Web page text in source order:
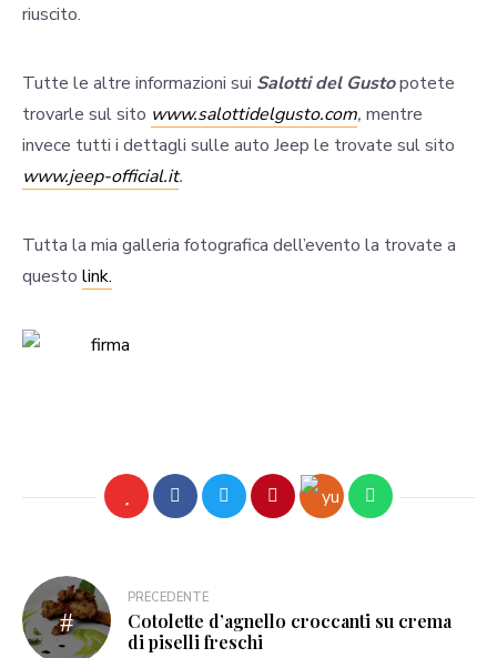
riuscito.
Tutte le altre informazioni sui Salotti del Gustopotete
trovarle sul sito www.salottidelgusto.com, mentre
invece tutti i dettagli sulle auto Jeep le trovate sul sito
www.jeep-official.it.
Tutta la mia galleria fotografica dell’evento la trovate a
questo link.
PRECEDENTE
Cotolette d’agnello croccanti su crema
di piselli freschi